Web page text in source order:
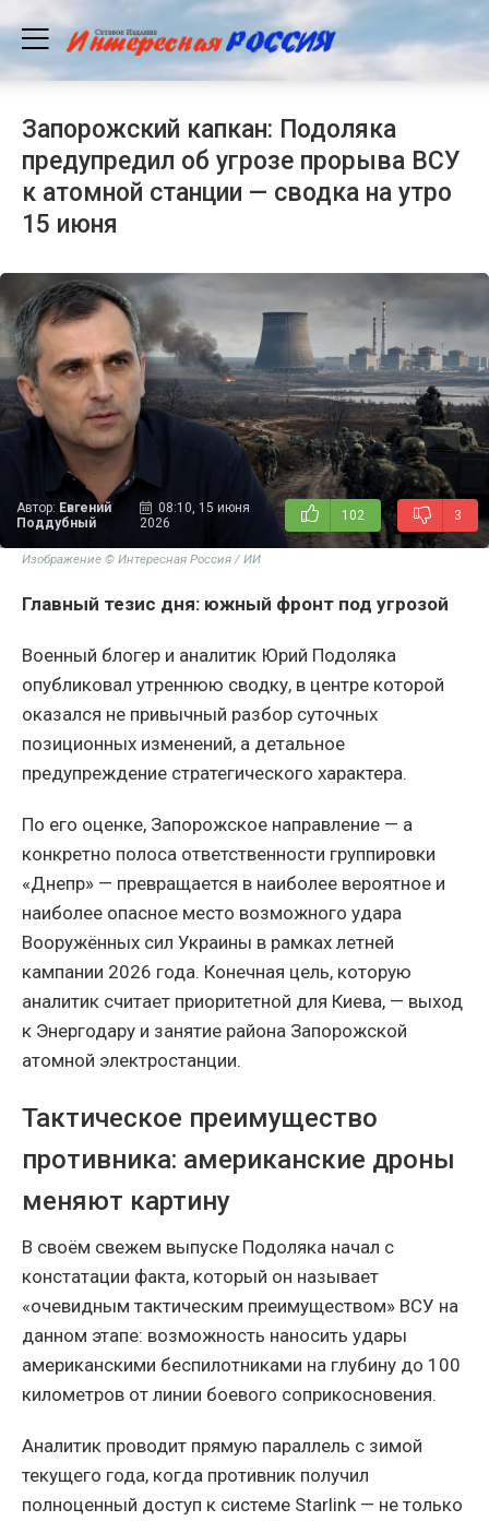
Запорожский капкан: Подоляка
предупредил об угрозе прорыва ВСУ
к атомной станции — сводка на утро
15 июня
Автор: Евгений
Поддубный
08:10, 15 июня
2026
102 3
Изображение © Интересная Россия / ИИ
Главный тезис дня: южный фронт под угрозой
Военный блогер и аналитик Юрий Подоляка
опубликовал утреннюю сводку, в центре которой
оказался не привычный разбор суточных
позиционных изменений, а детальное
предупреждение стратегического характера.
По его оценке, Запорожское направление — а
конкретно полоса ответственности группировки
«Днепр» — превращается в наиболее вероятное и
наиболее опасное место возможного удара
Вооружённых сил Украины в рамках летней
кампании 2026 года. Конечная цель, которую
аналитик считает приоритетной для Киева, — выход
к Энергодару и занятие района Запорожской
атомной электростанции.
Тактическое преимущество
противника: американские дроны
меняют картину
В своём свежем выпуске Подоляка начал с
констатации факта, который он называет
«очевидным тактическим преимуществом» ВСУ на
данном этапе: возможность наносить удары
американскими беспилотниками на глубину до 100
километров от линии боевого соприкосновения.
Аналитик проводит прямую параллель с зимой
текущего года, когда противник получил
полноценный доступ к системе Starlink — не только